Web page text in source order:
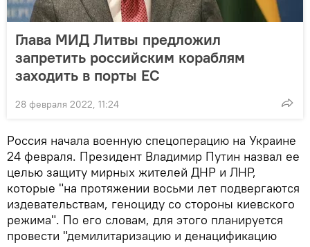
Глава МИД Литвы предложил
запретить российским кораблям
заходить в порты ЕС
28 февраля 2022, 11:24
Россия начала военную спецоперацию на Украине
24 февраля. Президент Владимир Путин назвал ее
целью защиту мирных жителей ДНР и ЛНР,
которые "на протяжении восьми лет подвергаются
издевательствам, геноциду со стороны киевского
режима". По его словам, для этого планируется
провести "демилитаризацию и денацификацию